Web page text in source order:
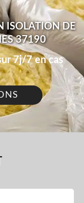
ISOLATION DE
37190
7j/7 en cas